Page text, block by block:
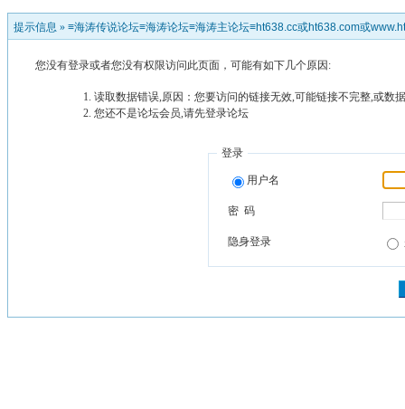
提示信息 » ≡海涛传说论坛≡海涛论坛≡海涛主论坛≡ht638.cc或ht638.com或
您没有登录或者您没有权限访问此页面，可能有如下几个原因:
读取数据错误,原因：您要访问的链接无效,可能链接不完整,或数
您还不是论坛会员,请先登录论坛
登录
用户名
密 码
隐身登录